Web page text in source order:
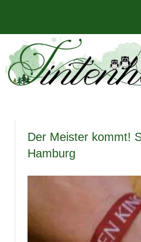
springen
Tintenhain
–
Der
Rezensionen
und
mehr
Der Meister kommt!
Hamburg